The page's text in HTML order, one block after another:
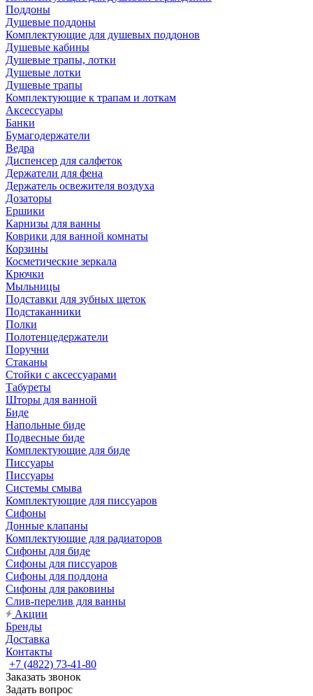
Поддоны
Душевые поддоны
Комплектующие для душевых поддонов
Душевые кабины
Душевые трапы, лотки
Душевые лотки
Душевые трапы
Комплектующие к трапам и лоткам
Аксессуары
Банки
Бумагодержатели
Ведра
Диспенсер для салфеток
Держатели для фена
Держатель освежителя воздуха
Дозаторы
Ершики
Карнизы для ванны
Коврики для ванной комнаты
Корзины
Косметические зеркала
Крючки
Мыльницы
Подставки для зубных щеток
Подстаканники
Полки
Полотенцедержатели
Поручни
Стаканы
Стойки с аксессуарами
Табуреты
Шторы для ванной
Биде
Напольные биде
Подвесные биде
Комплектующие для биде
Писсуары
Писсуары
Системы смыва
Комплектующие для писсуаров
Сифоны
Донные клапаны
Комплектующие для радиаторов
Сифоны для биде
Сифоны для писсуаров
Сифоны для поддона
Сифоны для раковины
Слив-перелив для ванны
Акции
Бренды
Доставка
Контакты
+7 (4822) 73-41-80
Заказать звонок
Задать вопрос